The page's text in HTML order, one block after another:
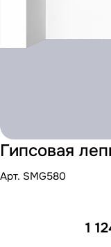
Гипсовая
Арт. SMG580
1